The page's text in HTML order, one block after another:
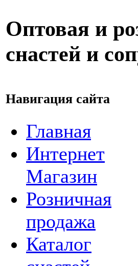
Оптовая и
снастей и
Навигация сайта
Главная
Интернет
Магазин
Розничная
продажа
Каталог